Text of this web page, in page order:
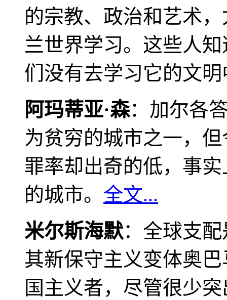
的宗教、政治和艺术
兰世界学习。这些人
们没有去学习它的文
阿玛蒂亚·森：加尔各
为贫穷的城市之一，
罪率却出奇的低，事
的城市。 全文...
米尔斯海默：全球支
其新保守主义变体奥
国主义者，尽管很少